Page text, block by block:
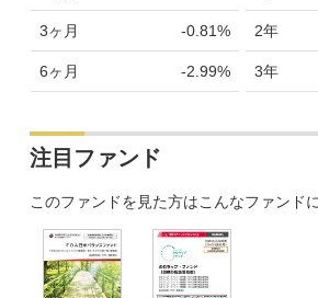
3ヶ月 -0.81%
6ヶ月 -2.99%
2年
3年
注目ファンド
このファンドを見た方はこんなファンド